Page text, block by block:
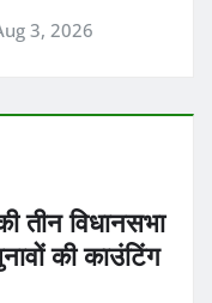
3, 2026
तीन विधानसभा
की काउंटिंग